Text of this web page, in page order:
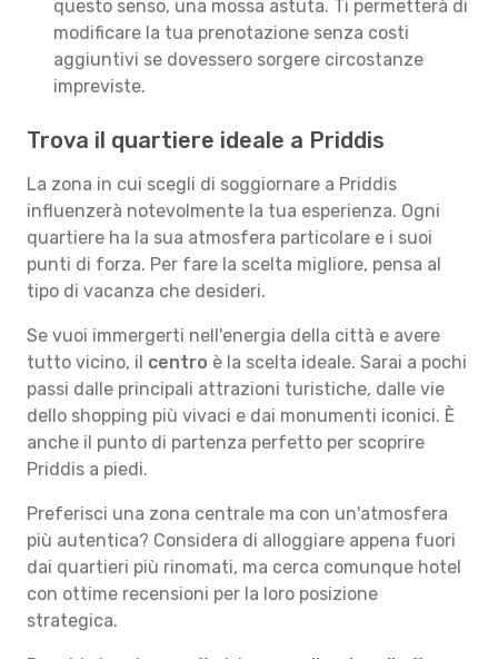
questo senso, una mossa astuta. Ti permetterà di
modificare la tua prenotazione senza costi
aggiuntivi se dovessero sorgere circostanze
impreviste.
Trova il quartiere ideale a Priddis
La zona in cui scegli di soggiornare a Priddis
influenzerà notevolmente la tua esperienza. Ogni
quartiere ha la sua atmosfera particolare e i suoi
punti di forza. Per fare la scelta migliore, pensa al
tipo di vacanza che desideri.
Se vuoi immergerti nell'energia della città e avere
tutto vicino, il centro è la scelta ideale. Sarai a pochi
passi dalle principali attrazioni turistiche, dalle vie
dello shopping più vivaci e dai monumenti iconici. È
anche il punto di partenza perfetto per scoprire
Priddis a piedi.
Preferisci una zona centrale ma con un'atmosfera
più autentica? Considera di alloggiare appena fuori
dai quartieri più rinomati, ma cerca comunque hotel
con ottime recensioni per la loro posizione
strategica.